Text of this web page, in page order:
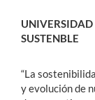
UNIVERSIDAD
SUSTENBLE
“La
y evolución de